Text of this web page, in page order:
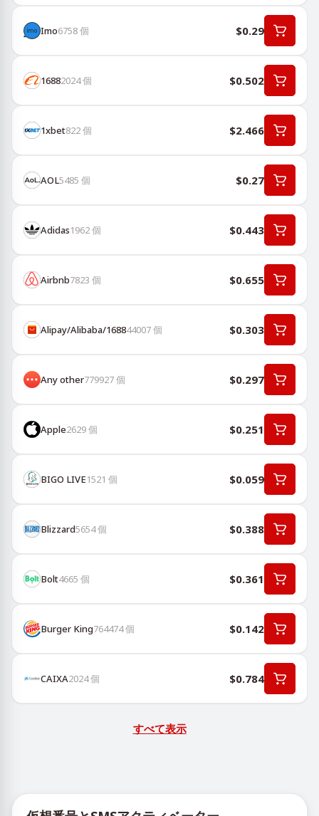
Imo6758個 $0.29
16882024個 $0.502
1хbet822個 $2.466
AOL5485 個 $0.27
Adidas1962個 $0.443
Airbnb7823 個 $0.655
Alipay/Alibaba/168844007個 $0.303
Any other779927個 $0.297
Apple2629個 $0.251
BIGO LIVE1521 個 $0.059
Blizzard5654個 $0.388
Bolt4665 個 $0.361
Burger King764474個 $0.142
CAIXA2024個 $0.784
すべて表示